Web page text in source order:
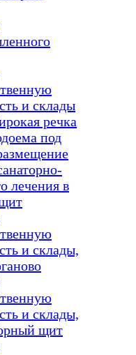
и склады
речка
под
лечения в
и склады,
и склады,
щит